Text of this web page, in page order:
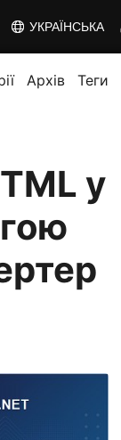
УКРАЇНСЬКА
Архів Теги
у